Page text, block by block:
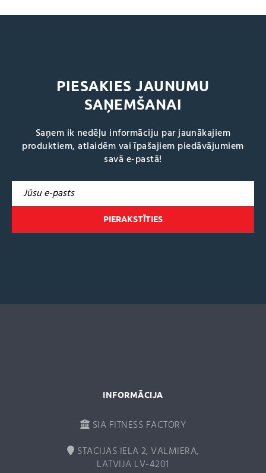
PIESAKIES JAUNUMU
SAŅEMŠANAI
Saņem ik nedēļu informāciju par jaunākajiem
produktiem, atlaidēm vai īpašajiem piedāvājumiem
savā e-pastā!
t
INFORMĀCIJA
SIA FITNESS FACTORY
STACIJAS IELA 2, VALMIERA,
LATVIJA LV-4201